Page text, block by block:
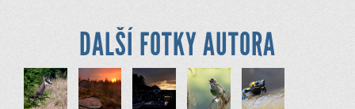
DALŠÍ FOTKY AUTORA